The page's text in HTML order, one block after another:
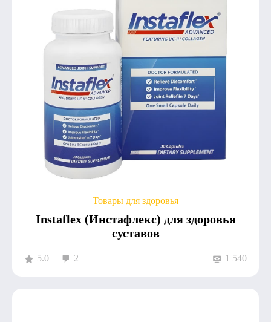
Товары для здоровья
Instaflex (Инстафлекс) для здоровья
суставов
5.0 2 1 540